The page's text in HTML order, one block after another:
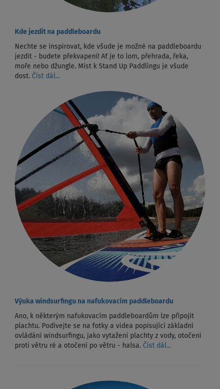
Kde jezdit na paddleboardu
Nechte se inspirovat, kde všude je možné na paddleboardu
jezdit - budete překvapeni! Ať je to lom, přehrada, řeka,
moře nebo džungle. Míst k Stand Up Paddlingu je všude
dost. Číst dál...
Výuka windsurfingu na nafukovacím paddleboardu
Ano, k některým nafukovacím paddleboardům lze připojit
plachtu. Podívejte se na fotky a videa popisující základní
ovládání windsurfingu, jako vytažení plachty z vody, otočení
proti větru ré a otočení po větru - halsa. Číst dál...